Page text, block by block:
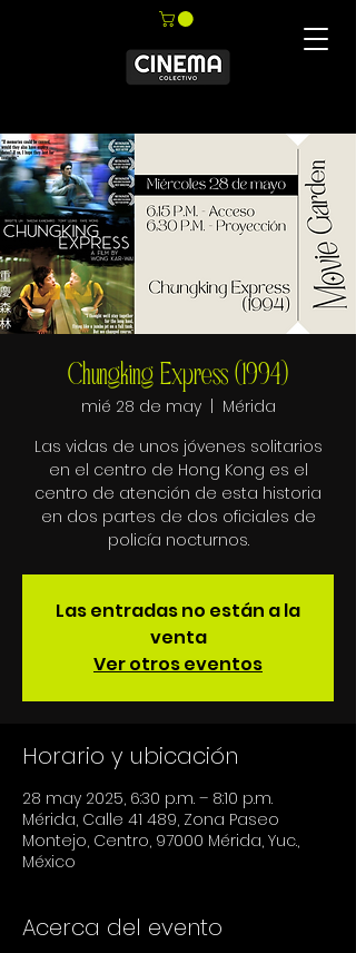
Chungking Express (1994)
mié 28 de may
  |
Mérida
Las vidas de unos jóvenes solitarios
en el centro de Hong Kong es el
centro de atención de esta historia
en dos partes de dos oficiales de
policía nocturnos.
Las entradas no están a la
venta
Ver otros eventos
Horario y ubicación
28 may 2025, 6:30 p.m. – 8:10 p.m.
Mérida, Calle 41 489, Zona Paseo
Montejo, Centro, 97000 Mérida, Yuc.,
México
Acerca del evento